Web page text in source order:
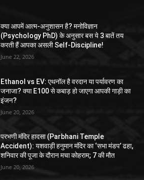
क्या आपमें आत्म-अनुशासन है? मनोविज्ञान
(Psychology PhD) के अनुसार बस ये 3 बातें तय
करती हैं आपका असली Self-Discipline!
June 22, 2026
Ethanol vs EV: एथनॉल है वरदान या पर्यावरण का
जनाजा? क्या E100 से कबाड़ हो जाएगा आपकी गाड़ी का
इंजन?
June 20, 2026
परभणी मंदिर हादसा (Parbhani Temple
Accident): यशवाड़ी हनुमान मंदिर का ‘सभा मंडप’ ढहा,
शनिवार की पूजा के दौरान मचा कोहराम; 7 की मौत
June 20, 2026